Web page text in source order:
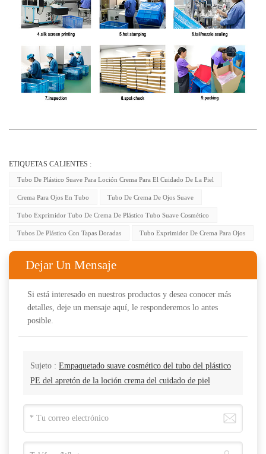
ETIQUETAS CALIENTES :
Tubo De Plástico Suave Para Loción Crema Para El Cuidado De La Piel
Crema Para Ojos En Tubo Tubo De Crema De Ojos Suave
Tubo Exprimidor Tubo De Crema De Plástico Tubo Suave Cosmético
Tubos De Plástico Con Tapas Doradas Tubo Exprimidor De Crema Para Ojos
Dejar Un Mensaje
Si está interesado en nuestros productos y desea conocer más
detalles, deje un mensaje aquí, le responderemos lo antes
posible.
Sujeto : Empaquetado suave cosmético del tubo del plástico
PE del apretón de la loción crema del cuidado de piel